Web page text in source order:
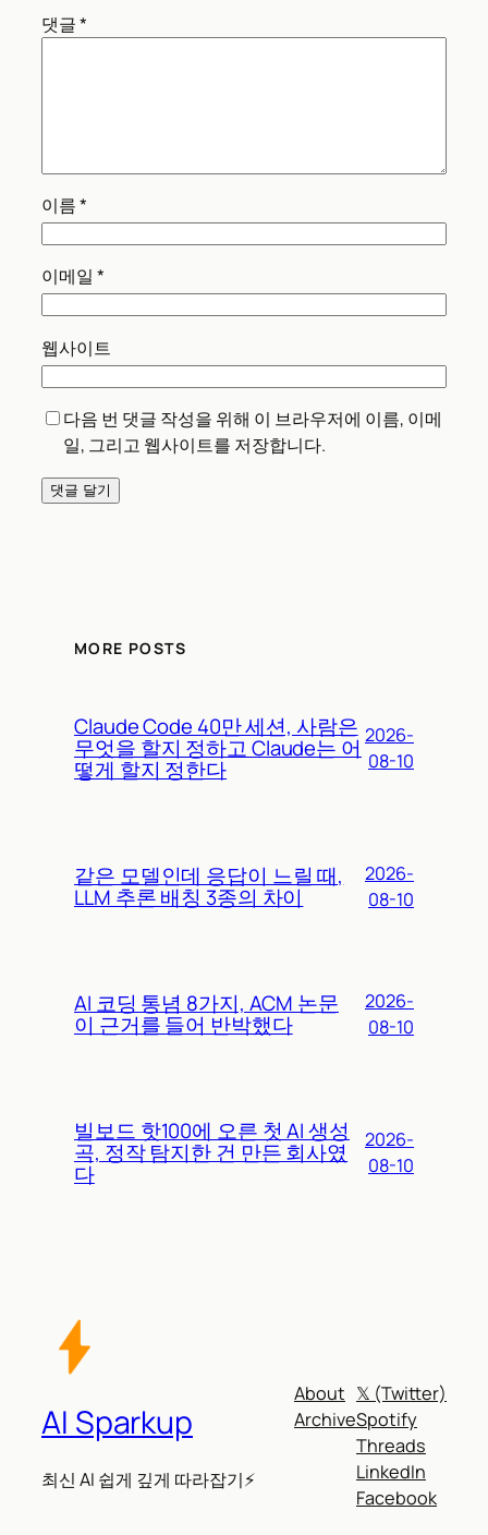
댓글*
이름*
이메일 *
웹사이트
다음 번 댓글 작성을 위해 이 브라우저에 이름, 이메
일, 그리고 웹사이트를 저장합니다.
MORE POSTS
Claude Code 40만 세션, 사람은
무엇을 할지 정하고 Claude는 어
떻게 할지 정한다
2026-
08-10
같은 모델인데 응답이 느릴 때,
LLM 추론 배칭 3종의 차이
2026-
08-10
AI 코딩 통념 8가지, ACM 논문
이 근거를 들어 반박했다
2026-
08-10
빌보드 핫100에 오른 첫 AI 생성
곡, 정작 탐지한 건 만든 회사였
다
2026-
08-10
AI Sparkup
최신 AI 쉽게 깊게 따라잡기⚡
About
Archive
𝕏 (Twitter)
Spotify
Threads
LinkedIn
Facebook